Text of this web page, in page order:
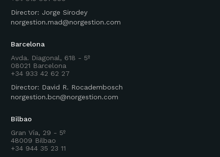
Director: Jorge Sirodey
norgestion.mad@norgestion.com
Barcelona
Avda. Diagonal, 618 - 5º
08021 Barcelona
+34 933 42 62 27
Director: David R. Rocadembosch
norgestion.bcn@norgestion.com
Bilbao
Gran Vía, 29 - 5º
48009 Bilbao
+34 944 35 23 11